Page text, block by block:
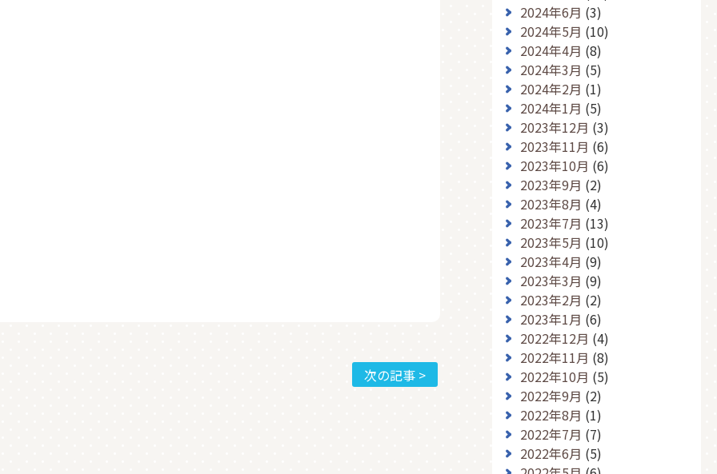
次の記事 >
2024年6月 (3)
2024年5月 (10)
2024年4月 (8)
2024年3月 (5)
2024年2月 (1)
2024年1月 (5)
2023年12月 (3)
2023年11月 (6)
2023年10月 (6)
2023年9月 (2)
2023年8月 (4)
2023年7月 (13)
2023年5月 (10)
2023年4月 (9)
2023年3月 (9)
2023年2月 (2)
2023年1月 (6)
2022年12月 (4)
2022年11月 (8)
2022年10月 (5)
2022年9月 (2)
2022年8月 (1)
2022年7月 (7)
2022年6月 (5)